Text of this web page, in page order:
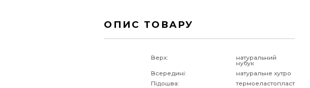
ОПИС ТОВАРУ
Верх: натуральний
нубук
Всередині:
натуральне хутро
Підошва:
термоеластопласт